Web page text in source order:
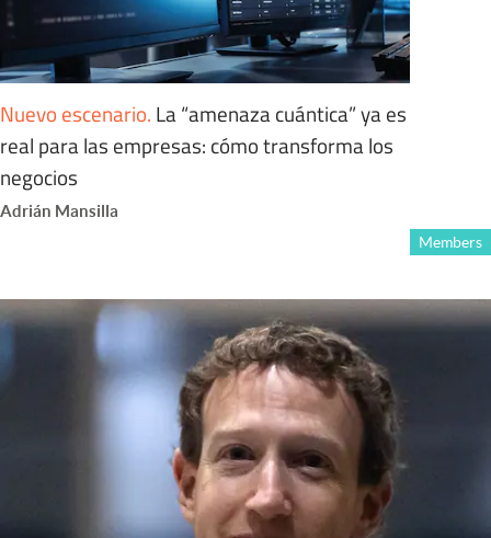
Nuevo escenario. La “amenaza cuántica” ya es
real para las empresas: cómo transforma los
negocios
Adrián Mansilla
Members